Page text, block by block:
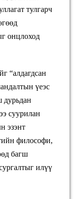
тулгарч
онцлоход
“алдагдсан
үеэс
дурьдан
суурилан
эзэнт
философи,
багш
илүү